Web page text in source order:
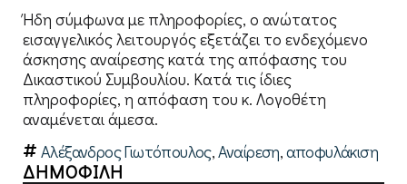
Ήδη σύμφωνα με πληροφορίες, ο ανώτατος
εισαγγελικός λειτουργός εξετάζει το ενδεχόμενο
άσκησης αναίρεσης κατά της απόφασης του
Δικαστικού Συμβουλίου. Κατά τις ίδιες
πληροφορίες, η απόφαση του κ. Λογοθέτη
αναμένεται άμεσα.
Αλέξανδρος Γιωτόπουλος,Αναίρεση,αποφυλάκιση
ΔΗΜΟΦΙΛΗ